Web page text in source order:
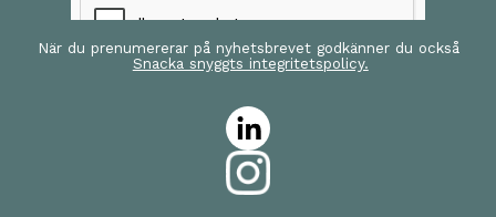
När du prenumererar på nyhetsbrevet godkänner du också
Snacka snyggts integritetspolicy.